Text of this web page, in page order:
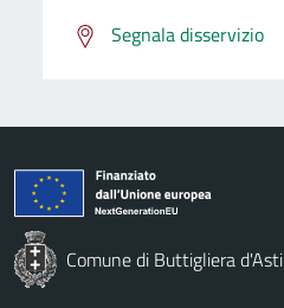
Segnala disservizio
Comune di Buttigliera d'Asti